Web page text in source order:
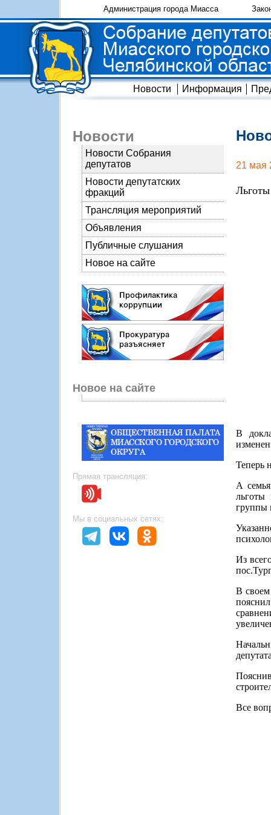
Администрация города Миасса
Новости Информация
Новости
Новости Собрания
депутатов
Новости депутатских
фракций
Трансляция мероприятий
Объявления
Публичные слушания
Новое на сайте
Новое на сайте
Прямая трансляция:
Мы в социальных сетях:
21 мая
В
Теперь
А
льготы
группы
Из
В своем
Все